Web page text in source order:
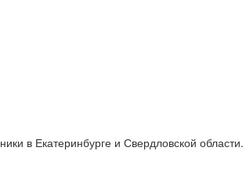
в Екатеринбурге и Свердловской области.